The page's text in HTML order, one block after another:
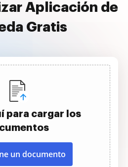
Aplicación de
Gratis
para cargar los
un documento